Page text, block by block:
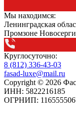
Мы находимся:
Ленинградская
Промзоне
Круглосуточно:
8 (812) 336-43-03
fasad-luxe@mail.ru
Copyright © 2026
ИНН: 5822216185
ОГРНИП: